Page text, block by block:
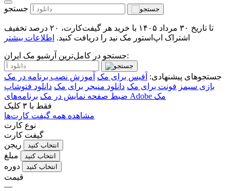
جستجو
تا تاریخ ۳۰ مرداد ۱۴۰۵ با خرید هر گیفت‌کارت، ۲۰ درصد تخفیف
اشتراک اپ‌استور مک نید را دریافت کنید. اطلاعات بیشتر
جستجو در کامل‌ترین آرشیو مک ایران:
جستجوهای پیشنهادی: آفیس برای مک آموزش نصب برنامه در مک
بازی سیمز فونت برای مک دانلود منیجر برای مک دانلود فتوشاپ
ضبط صفحه نمایش در مک
برنامه‌های Adobe مک
فقط با ۳ کلیک
مشاهده همه گیفت کارت‌ها
نوع کارت
گیفت کارت
ریجن
انتخاب کنید
مبلغ انتخاب کنید
دوره انتخاب کنید
قیمت
—